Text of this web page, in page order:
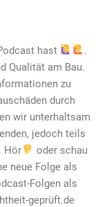
hast
.
Qualität am Bau.
zu
durch
wir unterhaltsam
jedoch teils
Hör
oder schau
neue Folge als
Folgen als
geprüft.de